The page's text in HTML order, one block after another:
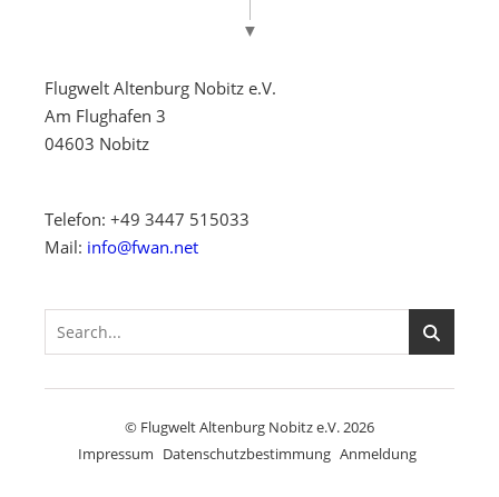
▼
Flugwelt Altenburg Nobitz e.V.
Am Flughafen 3
04603 Nobitz
Telefon: +49 3447 515033
Mail: info@fwan.net
© Flugwelt Altenburg Nobitz e.V. 2026
Impressum Datenschutzbestimmung Anmeldung